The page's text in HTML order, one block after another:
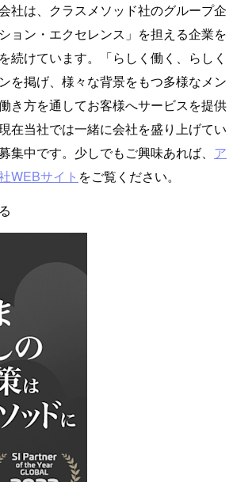
社は、クラスメソッド社のグループ企
ョン・エクセレンス」を担える企業を
続けています。「らしく働く、らしく
を掲げ、様々な背景をもつ多様なメン
き方を通してお客様へサービスを提供
在当社では一緒に会社を盛り上げてい
集中です。少しでもご興味あれば、 ア
WEBサイト をご覧ください。